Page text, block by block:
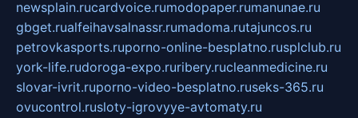
newsplain.rucardvoice.rumodopaper.rumanunae.ru
gbget.rualfeihavsalnassr.rumadoma.rutajuncos.ru
petrovkasports.ruporno-online-besplatno.rusplclub.ru
york-life.rudoroga-expo.ruribery.rucleanmedicine.ru
slovar-ivrit.ruporno-video-besplatno.ruseks-365.ru
ovucontrol.rusloty-igrovyye-avtomaty.ru